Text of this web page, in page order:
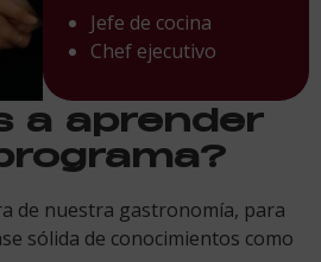
Jefe de cocina
Chef ejecutivo
a aprender
de nuestra gastronomía, para
sólida de conocimientos como